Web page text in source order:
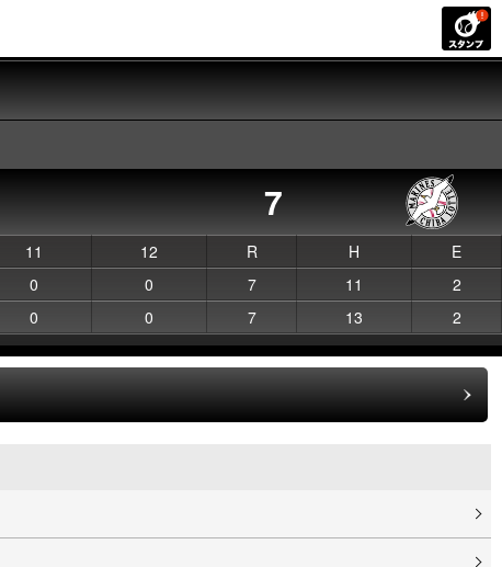
7
11 12 R H
E
0 0 7 11
2
0 0 7 13 2